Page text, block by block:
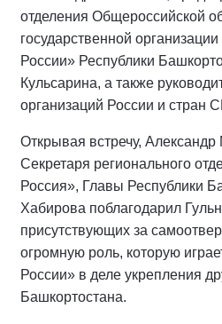
отделения Общероссийской
государственной
России» Республики
Кульсарина, а также
организаций России и стран
Открывая встречу, Александр
Секретаря регионального
Россия», Главы Республики
Хабирова поблагодарил
присутствующих за
огромную роль, которую
России» в деле укрепления
Башкортостана.